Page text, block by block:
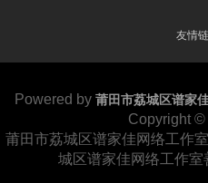
友情
Powered by 莆田市荔城区谱家
Copyright ©
莆田市荔城区谱家佳网络工作
城区谱家佳网络工作